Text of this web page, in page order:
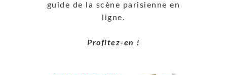
guide de la scène parisienne en
ligne.
Profitez-en !